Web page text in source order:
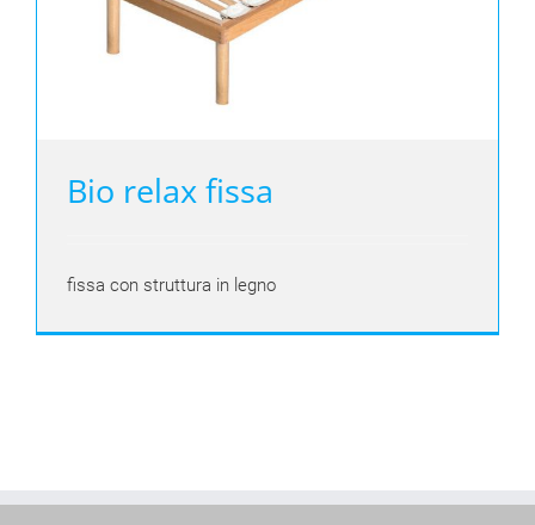
Bio relax fissa
fissa con struttura in legno